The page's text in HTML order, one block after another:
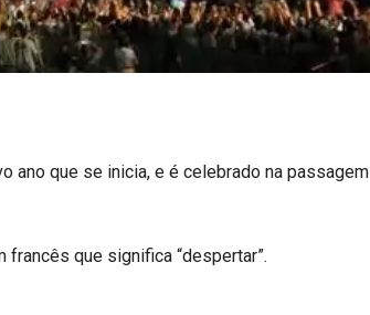
ano que se inicia, e é celebrado na passagem
francês que significa “despertar”.